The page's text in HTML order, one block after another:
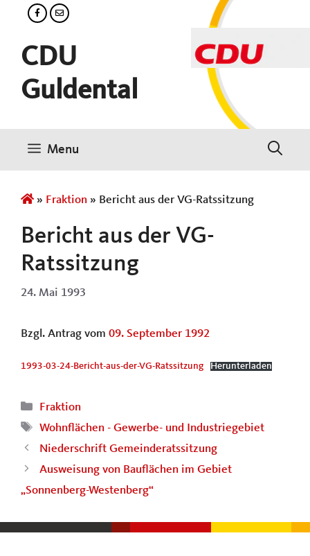
springen
CDU
Guldental
Menu
» Fraktion » Bericht aus der VG-Ratssitzung
Bericht aus der VG-
Ratssitzung
24. Mai 1993
Bzgl. Antrag vom 09. September 1992
1993-03-24-Bericht-aus-der-VG-Ratssitzung Herunterladen
Kategorien
Fraktion
Schlagwörter
Wohnflächen - Gewerbe- und Industriegebiet
Niederschrift Gemeinderatssitzung
Ausweisung von Bauflächen im Gebiet
„Sonnenberg-Westenberg“